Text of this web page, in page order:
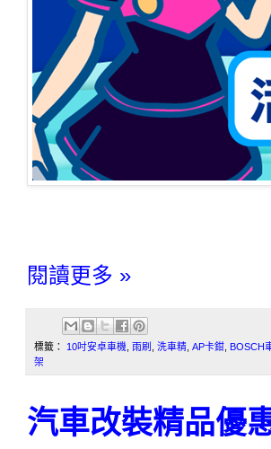
閱讀更多 »
標籤： 10吋安卓車機 雨刷 洗車精 AP卡鉗 BOSCH
架
汽車改裝精品優